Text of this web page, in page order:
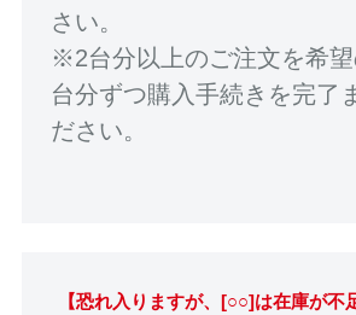
さい。
※2台分以上のご注文を希
台分ずつ購入手続きを完了
ださい。
【恐れ入りますが、[○○]は在庫が不